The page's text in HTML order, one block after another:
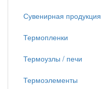
Сувенирная продукция
Термопленки
Термоузлы / печи
Термоэлементы